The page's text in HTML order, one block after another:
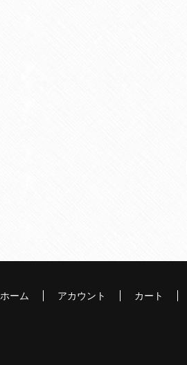
ホーム アカウント カート